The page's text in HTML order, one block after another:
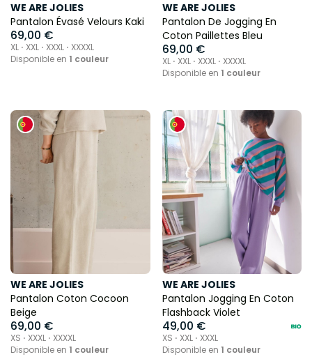
WE ARE JOLIES
Pantalon Évasé Velours Kaki
69,00 €
XL ⋅ XXL ⋅ XXXL ⋅ XXXXL
Disponible en 1 couleur
WE ARE JOLIES
Pantalon De Jogging En
Coton Paillettes Bleu
69,00 €
XL ⋅ XXL ⋅ XXXL ⋅ XXXXL
Disponible en 1 couleur
WE ARE JOLIES
Pantalon Coton Cocoon
Beige
69,00 €
XS ⋅ XXXL ⋅ XXXXL
Disponible en 1 couleur
WE ARE JOLIES
Pantalon Jogging En Coton
Flashback Violet
49,00 €
XS ⋅ XXL ⋅ XXXL
Disponible en 1 couleur